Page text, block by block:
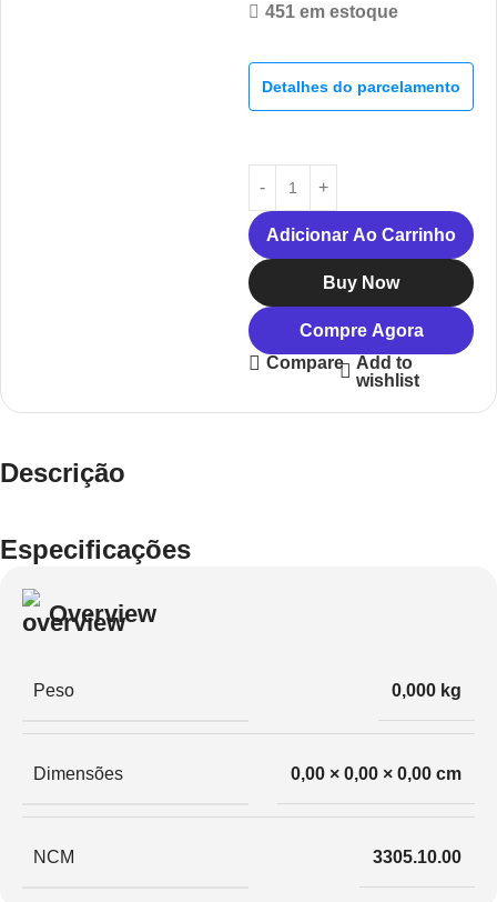
451 em estoque
Detalhes do parcelamento
Adicionar Ao Carrinho
Buy Now
Compre Agora
Compare
Add to
wishlist
Descrição
Especificações
Overview
Peso 0,000 kg
Dimensões 0,00 × 0,00 × 0,00 cm
NCM 3305.10.00